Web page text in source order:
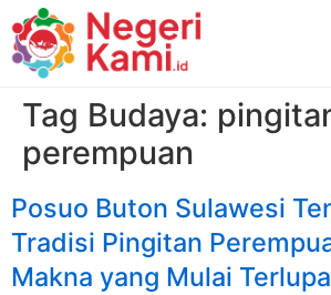
Tag Budaya:
perempuan
Posuo Buton Sulawesi
Tradisi Pingitan
Makna yang Mulai